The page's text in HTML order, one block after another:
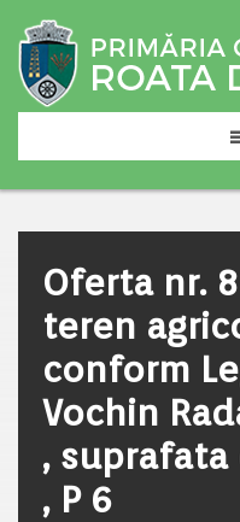
Oferta nr.
teren
conform
Vochin
, suprafata
, P 6